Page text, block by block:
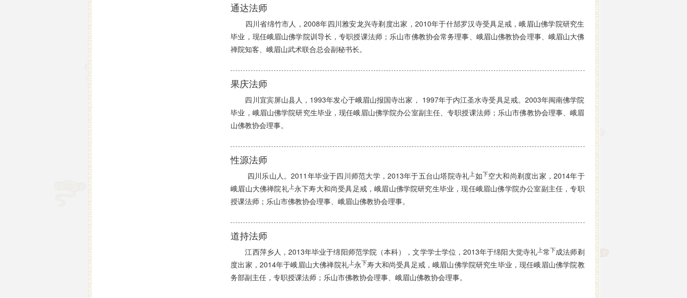
通达法师
四川省绵竹市人，2008年四川雅安龙兴寺剃度出家，2010年于什邡罗汉寺受具足戒，峨眉山佛学院研究生
毕业，现任峨眉山佛学院训导长，专职授课法师；乐山市佛教协会常务理事、峨眉山佛教协会理事、峨眉山大佛
禅院知客、峨眉山武术联合总会副秘书长。
果庆法师
四川宜宾屏山县人，1993年发心于峨眉山报国寺出家， 1997年于内江圣水寺受具足戒。2003年闽南佛学院
毕业，峨眉山佛学院研究生毕业，现任峨眉山佛学院办公室副主任、专职授课法师；乐山市佛教协会理事、峨眉
山佛教协会理事。
性源法师
四川乐山人。2011年毕业于四川师范大学，2013年于五台山塔院寺礼 上如下空大和尚剃度出家，2014年于
峨眉山大佛禅院礼 上永下寿大和尚受具足戒，峨眉山佛学院研究生毕业，现任峨眉山佛学院办公室副主任，专职
授课法师；乐山市佛教协会理事、峨眉山佛教协会理事。
道持法师
江西萍乡人，2013年毕业于绵阳师范学院（本科），文学学士学位，2013年于绵阳大觉寺礼 上常下成法师剃
度出家，2014年于峨眉山大佛禅院礼 上永下寿大和尚受具足戒，峨眉山佛学院研究生毕业，现任峨眉山佛学院教
务部副主任，专职授课法师；乐山市佛教协会理事、峨眉山佛教协会理事。